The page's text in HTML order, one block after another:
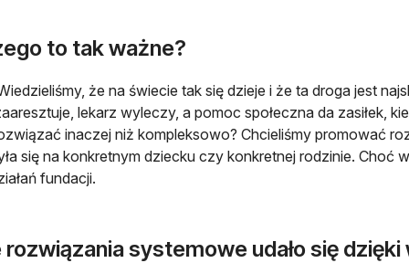
to tak ważne?
że na świecie tak się dzieje i że ta droga jest
lekarz wyleczy, a pomoc społeczna da zasiłek,
inaczej niż kompleksowo? Chcieliśmy promować
się na konkretnym dziecku czy konkretnej rodzinie. Choć
fundacji.
systemowe udało się dzięki